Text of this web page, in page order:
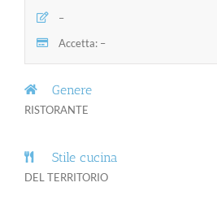
–
Accetta: –
Genere
RISTORANTE
Stile cucina
DEL TERRITORIO